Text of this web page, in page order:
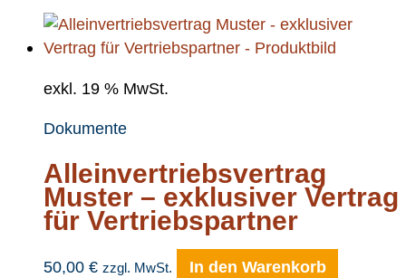
exkl. 19 % MwSt.
Dokumente
Alleinvertriebsvertrag
Muster – exklusiver Vertrag
für Vertriebspartner
50,00 € zzgl. MwSt. In den Warenkorb